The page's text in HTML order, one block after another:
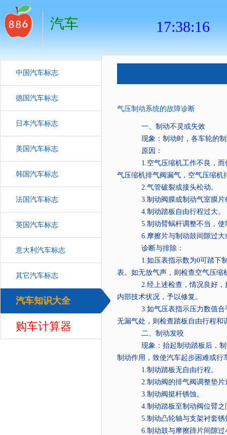
汽车
中国汽车标志
德国汽车标志
日本汽车标志
美国汽车标志
韩国汽车标志
法国汽车标志
英国汽车标志
意大利汽车标志
其它汽车标志
汽车知识大全
购车计算器
气压制动系统的故障诊断
一、制动不灵或失效
现象：制动时，各车轮的
原因：
1.空气压缩机工作不良，
气压缩机排气阀漏气，空气压缩
2.气管破裂或接头松动。
3.制动阀膜或制动气室膜片
4.制动踏板自由行程过大。
5.制动臂蜗杆调整不当，
6.摩擦片与制动鼓间隙过
诊断与排除：
1.如压表指示数为0可踏下
表。如无放气声，则检查空气压
2.经上述检查，情况良好
内部技术状况，予以修复。
3.如气压表指示压力数值
无漏气处，则检查踏板自由行程
二、制动发咬
现象：抬起制动踏板后，
制动作用，致使汽车起步困难或行
1.制动踏板无自由行程。
2.制动阀的排气阀调整垫
3.制动阀挺杆锈蚀。
4.制动踏板至制动阀位臂
5.制动凸轮轴与支架衬套锈
6.制动鼓与摩擦蹄片间隙过